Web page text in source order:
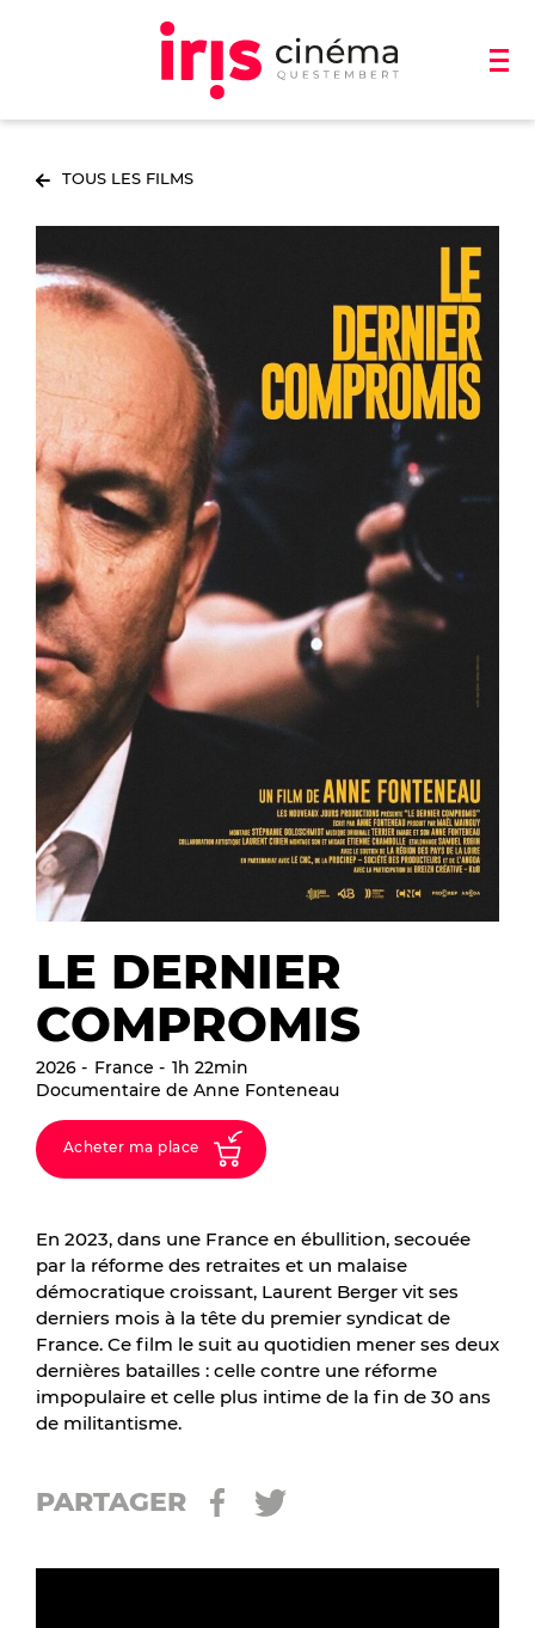
TOUS LES FILMS
LE DERNIER
COMPROMIS
2026 France
1h 22min
Documentaire de Anne Fonteneau
Acheter ma place
En 2023, dans une France en ébullition, secouée
par la réforme des retraites et un malaise
démocratique croissant, Laurent Berger vit ses
derniers mois à la tête du premier syndicat de
France. Ce film le suit au quotidien mener ses deux
dernières batailles : celle contre une réforme
impopulaire et celle plus intime de la fin de 30 ans
de militantisme.
PARTAGER